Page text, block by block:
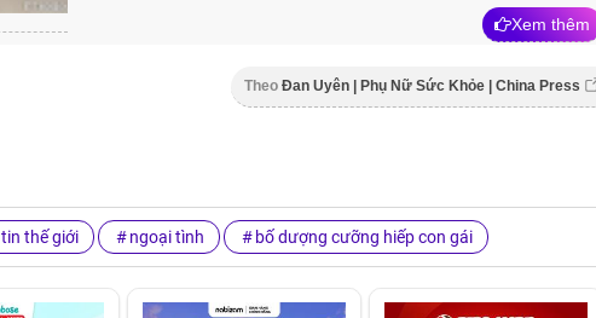
Xem thêm
Theo Đan Uyên | Phụ Nữ Sức Khỏe | China Press
tin thế giới ngoại tình bố dượng cưỡng hiếp con gái